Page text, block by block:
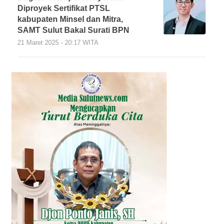
Diproyek Sertifikat PTSL
kabupaten Minsel dan Mitra,
SAMT Sulut Bakal Surati BPN
21 Maret 2025 - 20:17 WITA